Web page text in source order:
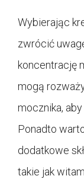
Wybierając
zwrócić
koncentrację
mogą
mocznika,
Ponadto
dodatkowe
takie jak